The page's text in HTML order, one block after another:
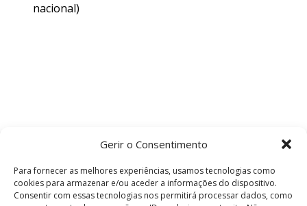
Gerir o Consentimento
Para fornecer as melhores experiências, usamos tecnologias como
cookies para armazenar e/ou aceder a informações do dispositivo.
Consentir com essas tecnologias nos permitirá processar dados, como
nacional)